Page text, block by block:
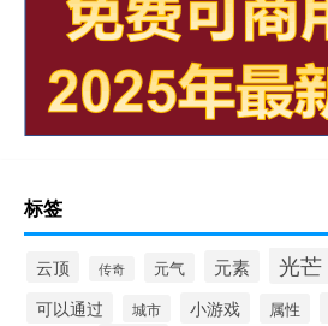
标签
云顶 传奇 元气 元素 光芒
可以通过 城市 小游戏 属性